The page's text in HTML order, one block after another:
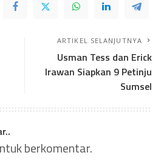
ARTIKEL SELANJUTNYA
Usman Tess dan Erick
Irawan Siapkan 9 Petinju
Sumsel
berkomentar.